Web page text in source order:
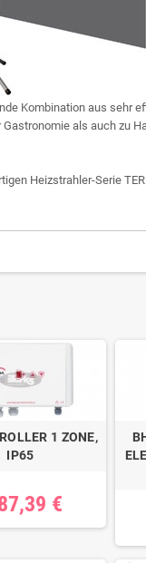
Kombination aus
als auch zu
Heizstrahler-Serie
1 ZONE,
IP65
€